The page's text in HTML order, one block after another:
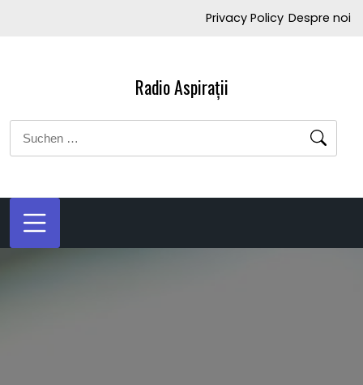
Privacy Policy Despre noi
Radio Aspirații
Suchen
nach: